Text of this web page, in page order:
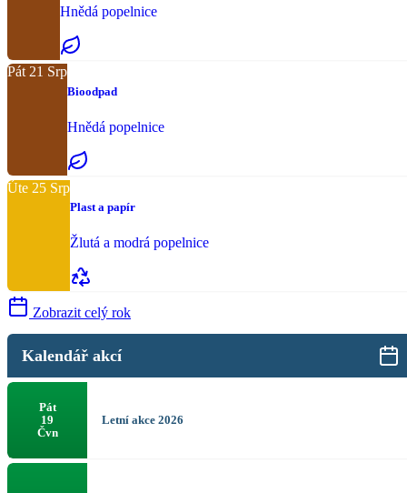
Hnědá popelnice
Pát 21 Srp
Bioodpad
Hnědá popelnice
Úte 25 Srp
Plast a papír
Žlutá a modrá popelnice
Zobrazit celý rok
Kalendář akcí
Pát
19
Čvn
Letní akce 2026